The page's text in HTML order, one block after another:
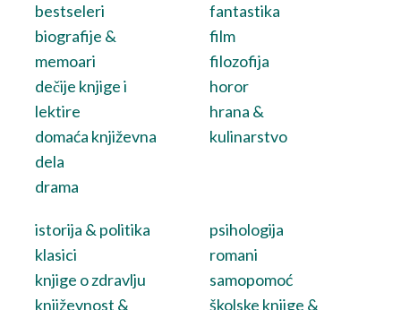
bestseleri
biografije &
memoari
dečije knjige i
lektire
domaća književna
dela
drama
fantastika
film
filozofija
horor
hrana &
kulinarstvo
istorija & politika
klasici
knjige o zdravlju
književnost &
psihologija
romani
samopomoć
školske knjige &